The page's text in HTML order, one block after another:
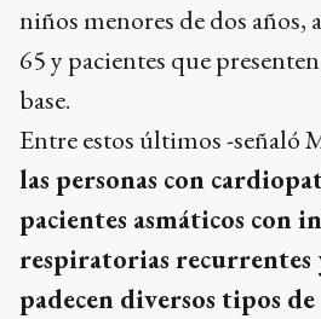
niños menores de dos años,
65 y pacientes que
base.
Entre estos últimos -señaló
las personas con
pacientes asmáticos con
respiratorias recurrentes
padecen diversos tipos de